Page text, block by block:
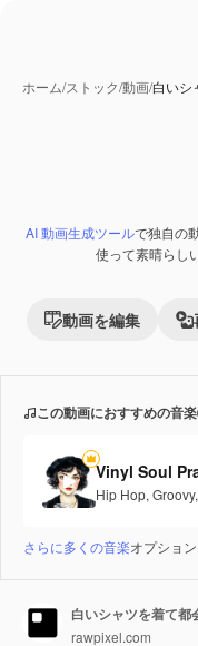
ホーム/ストック/動画/白いシ
PremiumAI 生成コンテ
AI 動画生成ツールで独自の
使って素晴らし
動画を編集
この動画におすすめの音楽
Vinyl Soul
Hip Hop, Groovy,
さらに多くの音楽オプショ
rawpixel.com